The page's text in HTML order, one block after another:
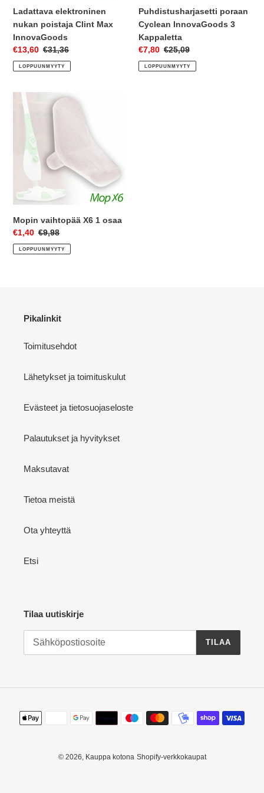
Ladattava elektroninen
nukan poistaja Clint Max
InnovaGoods
Myyntihinta
€13,60 Normaalihinta
€31,36
LOPPUUNMYYTY
Puhdistusharjasetti poraan
Cyclean InnovaGoods 3
Kappaletta
Myyntihinta
€7,80 Normaalihinta
€25,09
LOPPUUNMYYTY
Mopin
vaihtopää
osaa
Mopin vaihtopää X6 1 osaa
Myyntihinta
€1,40 Normaalihinta
€9,98
LOPPUUNMYYTY
Pikalinkit
Toimitusehdot
Lähetykset ja toimituskulut
Evästeet ja tietosuojaseloste
Palautukset ja hyvitykset
Maksutavat
Tietoa meistä
Ota yhteyttä
Etsi
Tilaa uutiskirje
TILAA
Maksutavat
© 2026, Kauppa kotona Shopify-verkkokaupat